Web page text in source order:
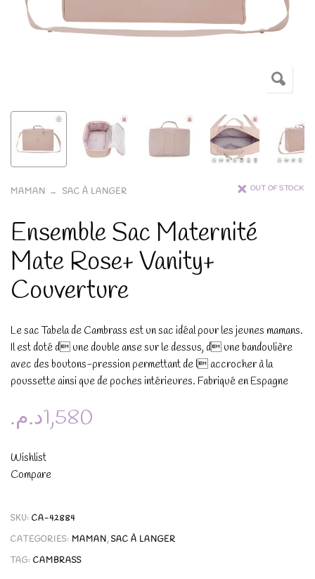
MAMAN SAC À LANGER OUT OF STOCK
Ensemble Sac Maternité
Mate Rose+ Vanity+
Couverture
Le sac Tabela de Cambrass est un sac idéal pour les jeunes mamans.
Il est doté d une double anse sur le dessus, d une bandoulière
avec des boutons-pression permettant de l accrocher à la
poussette ainsi que de poches intérieures. Fabriqué en Espagne
1,580د.م.
Wishlist
Compare
SKU: CA-42884
CATEGORIES: MAMAN , SAC À LANGER
TAG: CAMBRASS